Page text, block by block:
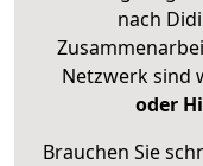
nach
Netzwerk sind
oder
Brauchen Sie